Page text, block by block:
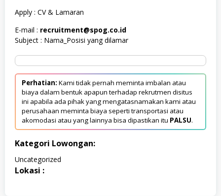
Apply : CV & Lamaran
E-mail : recruitment@spog.co.id
Subject : Nama_Posisi yang dilamar
Perhatian: Kami tidak pernah meminta imbalan atau
biaya dalam bentuk apapun terhadap rekrutmen disitus
ini apabila ada pihak yang mengatasnamakan kami atau
perusahaan meminta biaya seperti transportasi atau
akomodasi atau yang lainnya bisa dipastikan itu PALSU.
Kategori Lowongan:
Uncategorized
Lokasi :